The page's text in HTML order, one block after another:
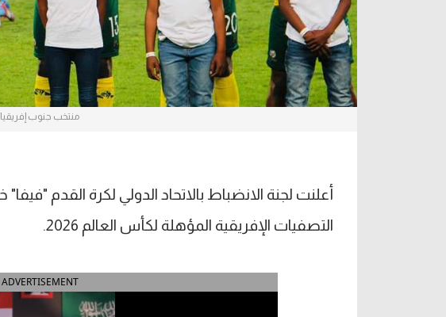
منتخب جنوب إفريقيا
التصفيات الإفريقية المؤهلة لكأس العالم 2026.
ADVERTISEMENT